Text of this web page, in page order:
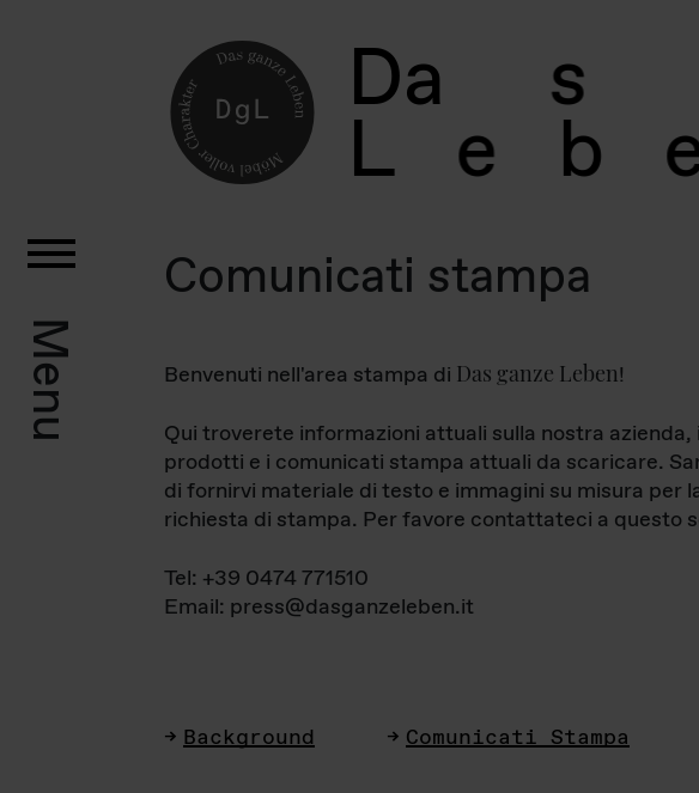
Da s
L e b
Menu
Comunicati stampa
Benvenuti nell'area stampa di Das ganze Leben!
Qui troverete informazioni attuali sulla nostra azienda,
prodotti e i comunicati stampa attuali da scaricare.
di fornirvi materiale di testo e immagini su misura per
richiesta di stampa. Per favore contattateci a questo
Tel: +39 0474 771510
Email: press@dasganzeleben.it
Background Comunicati Stampa